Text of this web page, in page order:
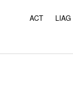
ACT LIAG